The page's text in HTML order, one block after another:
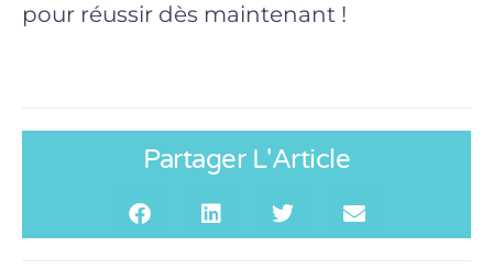
pour réussir dès maintenant !
Partager L'Article